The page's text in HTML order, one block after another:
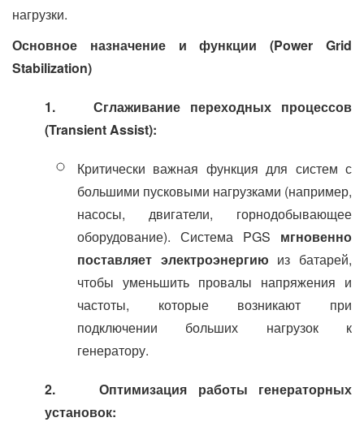
нагрузки.
Основное назначение и функции (Power Grid
Stabilization)
1.
Сглаживание переходных процессов
(Transient Assist):
Критически важная функция для систем с
большими пусковыми нагрузками (например,
насосы, двигатели, горнодобывающее
оборудование). Система PGS мгновенно
поставляет электроэнергию из батарей,
чтобы уменьшить провалы напряжения и
частоты, которые возникают при
подключении больших нагрузок к
генератору.
2. Оптимизация работы генераторных
установок: